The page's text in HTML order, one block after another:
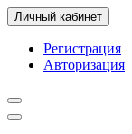
Личный кабинет
Регистрация
Авторизация